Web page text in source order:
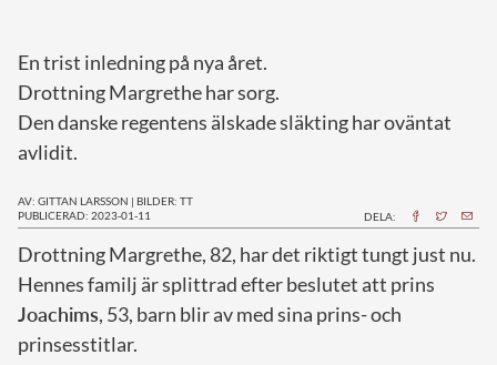
En trist inledning på nya året.
Drottning Margrethe har sorg.
Den danske regentens älskade släkting har oväntat
avlidit.
AV: GITTAN LARSSON | BILDER: TT
PUBLICERAD: 2023-01-11
DELA:
Drottning Margrethe, 82, har det riktigt tungt just nu.
Hennes familj är splittrad efter beslutet att prins
Joachims, 53, barn blir av med sina prins- och
prinsesstitlar.